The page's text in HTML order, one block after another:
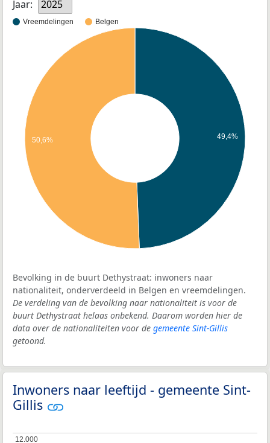
Jaar: 2025
Vreemdelingen Belgen
49,4%
50,6%
Bevolking in de buurt Dethystraat: inwoners naar
nationaliteit, onderverdeeld in Belgen en vreemdelingen.
De verdeling van de bevolking naar nationaliteit is voor de
buurt Dethystraat helaas onbekend. Daarom worden hier de
data over de nationaliteiten voor de gemeente Sint-Gillis
getoond.
Inwoners naar leeftijd - gemeente Sint-
Gillis
12.000
12.000